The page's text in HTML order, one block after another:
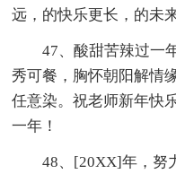
远，的快乐更长，的未
47、酸甜苦辣过一
秀可餐，胸怀朝阳解情
任意染。祝老师新年快
一年！
48、[20XX]年，努